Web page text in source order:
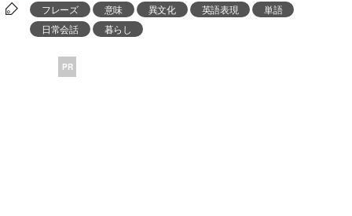
フレーズ 意味 異文化 英語表現
単語
日常会話
暮らし
PR